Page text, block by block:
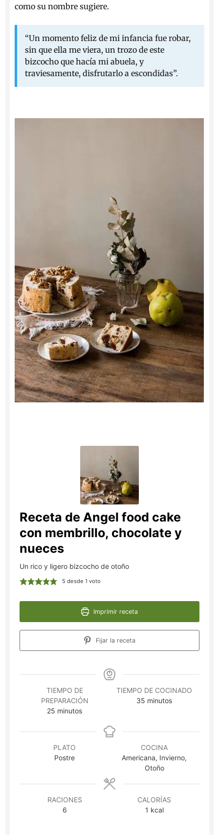
como su nombre sugiere.
“Un momento feliz de mi infancia fue robar,
sin que ella me viera, un trozo de este
bizcocho que hacía mi abuela, y
traviesamente, disfrutarlo a escondidas”.
Receta de Angel food cake
con membrillo, chocolate y
nueces
Un rico y ligero bizcocho de otoño
5 desde 1 voto
Imprimir receta
Fijar la receta
TIEMPO DE
PREPARACIÓN
25 minutos
minutos
TIEMPO DE COCINADO
35 minutos
minutos
PLATO
Postre
COCINA
Americana, Invierno,
Otoño
RACIONES
6
CALORÍAS
1 kcal